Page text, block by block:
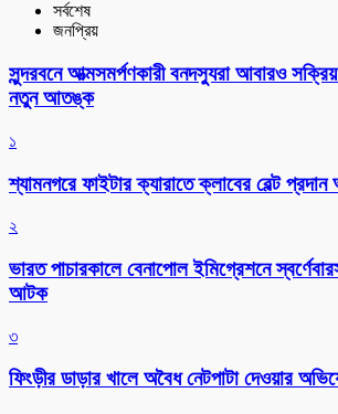
সর্বশেষ
জনপ্রিয়
সুন্দরবনে আত্মসমর্পণকারী বনদস্যুরা আবারও
নতুন আতঙ্ক
১
শ্যামনগরে ফাইটার ক্যারাতে ক্লাবের বেল্ট প্রদান
২
ভারত পাচারকালে বেনাপোল ইমিগ্রেশনে
আটক
৩
ফিংড়ীর ডাড়ার খালে অবৈধ নেটপাটা দেওয়ার